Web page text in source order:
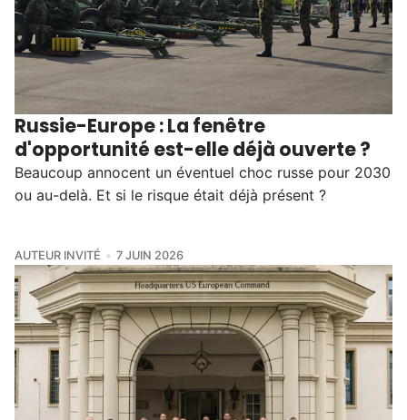
Russie-Europe : La fenêtre
d'opportunité est-elle déjà ouverte ?
Beaucoup annocent un éventuel choc russe pour 2030
ou au-delà. Et si le risque était déjà présent ?
AUTEUR INVITÉ 7 JUIN 2026